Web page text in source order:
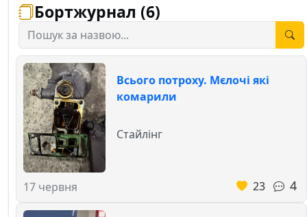
Бортжурнал (6)
Всього потроху. Мєлочі які
комарили
17 червня
Стайлінг
23 4